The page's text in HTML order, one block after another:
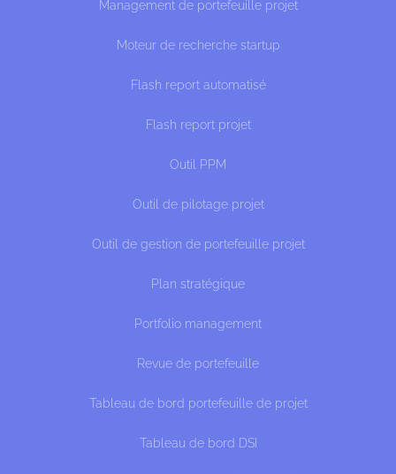
Management de portefeuille projet
Moteur de recherche startup
Flash report automatisé
Flash report projet
Outil PPM
Outil de pilotage projet
Outil de gestion de portefeuille projet
Plan stratégique
Portfolio management
Revue de portefeuille
Tableau de bord portefeuille de projet
Tableau de bord DSI